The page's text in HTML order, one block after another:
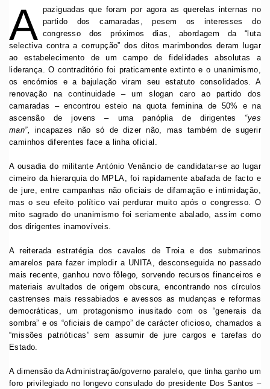
A paziguadas que foram por agora as querelas internas no
partido dos camaradas, pesem os interesses do
congresso dos próximos dias, abordagem da “luta
selectiva contra a corrupção” dos ditos marimbondos deram lugar
ao estabelecimento de um campo de fidelidades absolutas a
liderança. O contraditório foi praticamente extinto e o unanimismo,
os encómios e a bajulação viram seu estatuto consolidados. A
renovação na continuidade – um slogan caro ao partido dos
camaradas – encontrou esteio na quota feminina de 50% e na
ascensão de jovens – uma panóplia de dirigentes “yes
man”,
incapazes não só de dizer não, mas também de sugerir
caminhos diferentes face a linha oficial.
A ousadia do militante António Venâncio de candidatar-se ao lugar
cimeiro da hierarquia do MPLA, foi rapidamente abafada de facto e
de jure, entre campanhas não oficiais de difamação e intimidação,
mas o seu efeito político vai perdurar muito após o congresso. O
mito sagrado do unanimismo foi seriamente abalado, assim como
dos dirigentes inamovíveis.
A reiterada estratégia dos cavalos de Troia e dos submarinos
amarelos para fazer implodir a UNITA, desconseguida no passado
mais recente, ganhou novo fôlego, sorvendo recursos financeiros e
materiais avultados de origem obscura, encontrando nos círculos
castrenses mais ressabiados e avessos as mudanças e reformas
democráticas, um protagonismo inusitado com os “generais da
sombra” e os “oficiais de campo” de carácter oficioso, chamados a
“missões patrióticas” sem assumir de jure cargos e tarefas do
Estado.
A dimensão da Administração/governo paralelo, que tinha ganho um
foro privilegiado no longevo consulado do presidente Dos Santos –